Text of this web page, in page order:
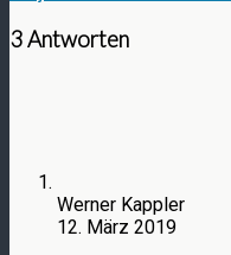
3 Antworten
Werner Kappler
12. März 2019